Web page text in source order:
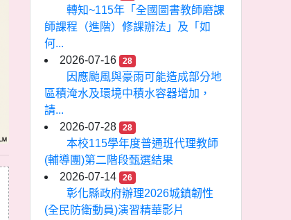
轉知~115年「全國圖書教師磨課
師課程（進階）修課辦法」及「如
何...
2026-07-16
28
因應颱風與豪雨可能造成部分地
區積淹水及環境中積水容器增加，
請...
2026-07-28
28
本校115學年度普通班代理教師
(輔導團)第二階段甄選結果
2026-07-14
26
彰化縣政府辦理2026城鎮韌性
(全民防衛動員)演習精華影片